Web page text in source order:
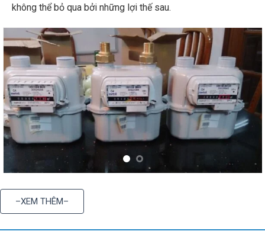
không thể bỏ qua bởi những lợi thế sau.
1. THÔNG TIN QUAN TRỌNG
–XEM THÊM–